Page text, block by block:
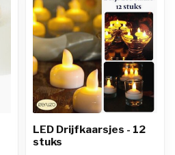
LED Drijfkaarsjes - 12
stuks